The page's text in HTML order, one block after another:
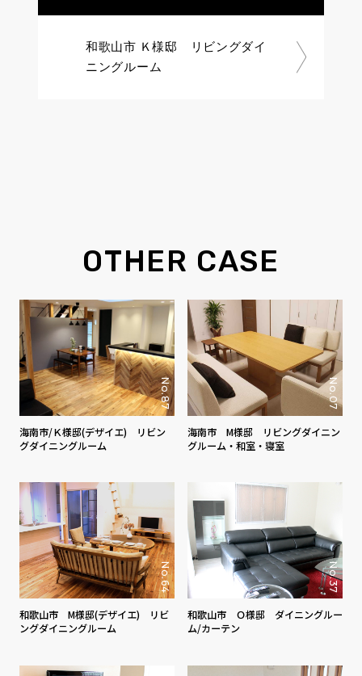
和歌山市 Ｋ様邸 リビングダイ
ニングルーム
OTHER CASE
No.87
海南市/Ｋ様邸(デザイエ) リビン
グダイニングルーム
No.07
海南市 M様邸 リビングダイニン
グルーム・和室・寝室
No.64
和歌山市 M様邸(デザイエ) リビ
ングダイニングルーム
No.37
和歌山市 Ｏ様邸 ダイニングルー
ム/カーテン